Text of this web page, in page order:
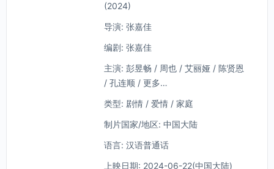
(2024)
导演: 张嘉佳
编剧: 张嘉佳
主演: 彭昱畅 / 周也 / 艾丽娅 / 陈贤恩
/ 孔连顺 / 更多…
类型: 剧情 / 爱情 / 家庭
制片国家/地区: 中国大陆
语言: 汉语普通话
上映日期: 2024-06-22(中国大陆)